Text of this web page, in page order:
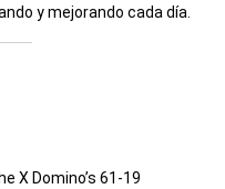
y mejorando cada día.
X Domino’s 61-19